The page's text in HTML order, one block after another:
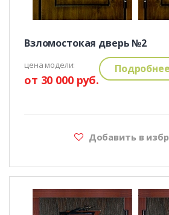
Взломостокая дверь №2
цена модели:
от 30 000 руб.
Подробнее
Добавить в